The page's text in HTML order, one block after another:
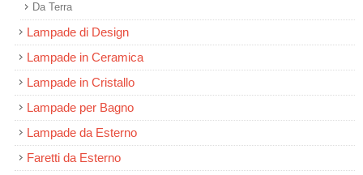
Da Terra
Lampade di Design
Lampade in Ceramica
Lampade in Cristallo
Lampade per Bagno
Lampade da Esterno
Faretti da Esterno